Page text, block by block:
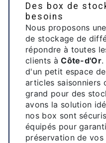
Des box de
besoins
Nous proposons
de stockage de
répondre à toutes
clients àCôte-d'Or.
d'un petit espace
articles saisonniers
grand pour des
avons la solution
nos box sont
équipés pour
préservation de vos